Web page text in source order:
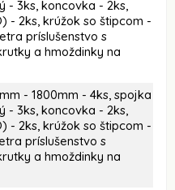
- 3ks, koncovka - 2ks,
- 2ks, krúžok so štipcom -
príslušenstvo s
a hmoždinky na
- 1800mm - 4ks, spojka
- 3ks, koncovka - 2ks,
- 2ks, krúžok so štipcom -
príslušenstvo s
a hmoždinky na